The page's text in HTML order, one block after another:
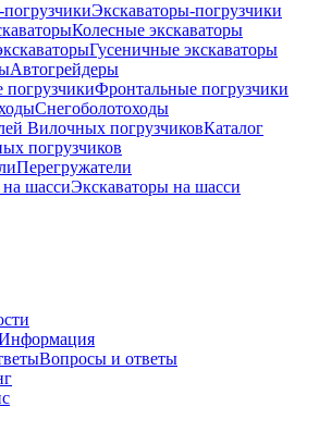
Экскаваторы-погрузчики
Колесные экскаваторы
Гусеничные экскаваторы
Автогрейдеры
Фронтальные погрузчики
Снегоболотоходы
Каталог
погрузчиков
Перегружатели
Экскаваторы на шасси
Вопросы и ответы